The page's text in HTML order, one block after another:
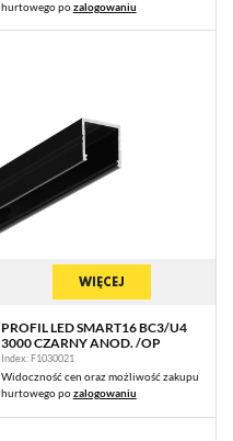
hurtowego pozalogowaniu
WIĘCEJ
PROFIL LED SMART16 BC3/U4
3000 CZARNY ANOD. /OP
Index: F1030021
Widoczność cen oraz możliwość zakupu
hurtowego pozalogowaniu